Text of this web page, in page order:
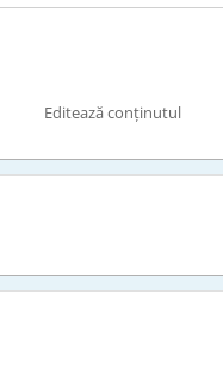
Editează conținutul